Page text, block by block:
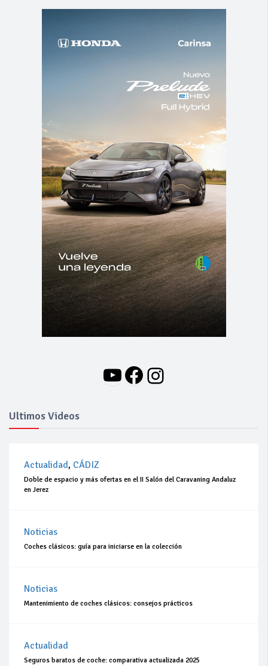
YouTube
Facebook
Instagram
Ultimos Videos
Actualidad, CÁDIZ
Doble de espacio y más ofertas en el II Salón del Caravaning Andaluz
en Jerez
Noticias
Coches clásicos: guía para iniciarse en la colección
Noticias
Mantenimiento de coches clásicos: consejos prácticos
Actualidad
Seguros baratos de coche: comparativa actualizada 2025